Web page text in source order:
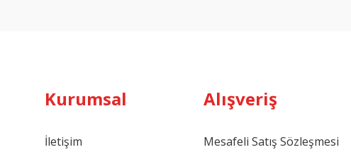
Kurumsal
İletişim
Alışveriş
Mesafeli Satış Sözleşmesi